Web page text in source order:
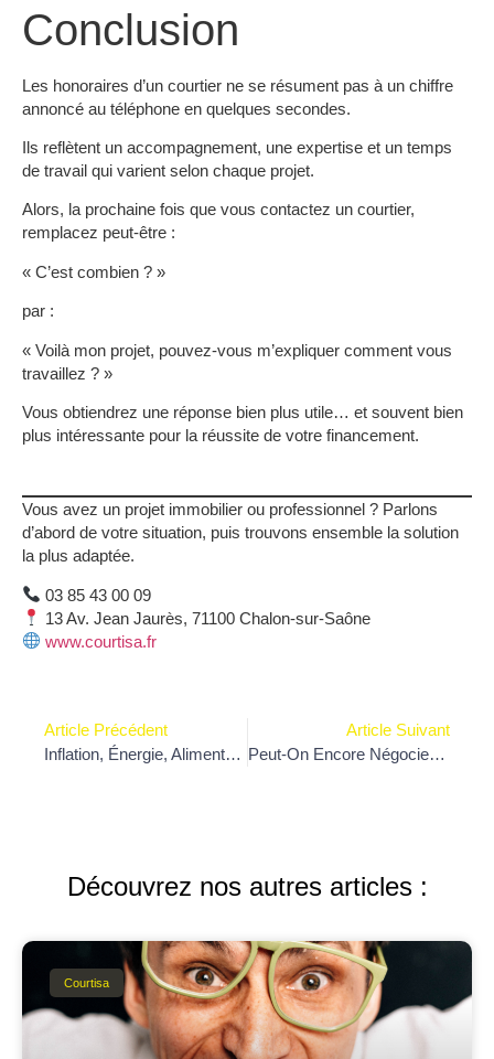
Conclusion
Les honoraires d’un courtier ne se résument pas à un chiffre
annoncé au téléphone en quelques secondes.
Ils reflètent un accompagnement, une expertise et un temps
de travail qui varient selon chaque projet.
Alors, la prochaine fois que vous contactez un courtier,
remplacez peut-être :
« C’est combien ? »
par :
« Voilà mon projet, pouvez-vous m’expliquer comment vous
travaillez ? »
Vous obtiendrez une réponse bien plus utile… et souvent bien
plus intéressante pour la réussite de votre financement.
Vous avez un projet immobilier ou professionnel ? Parlons
d’abord de votre situation, puis trouvons ensemble la solution
la plus adaptée.
03 85 43 00 09
13 Av. Jean Jaurès, 71100 Chalon-sur-Saône
www.courtisa.fr
Article Précédent
Inflation, Énergie, Alimentation : Quel Impact Sur Votre Capacité D’emprunt ?
Article Suivant
Peut-On Encore Négocier Le Prix D’un Bien En 2026 ?
Découvrez nos autres articles :
Courtisa